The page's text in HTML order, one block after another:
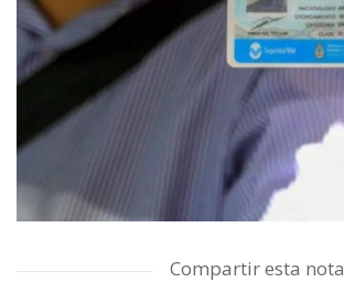
Compartir esta nota